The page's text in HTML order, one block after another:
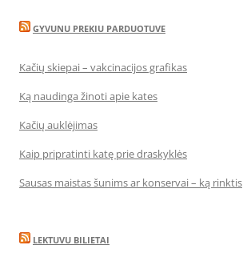
GYVUNU PREKIU PARDUOTUVE
Kačių skiepai – vakcinacijos grafikas
Ką naudinga žinoti apie kates
Kačių auklėjimas
Kaip pripratinti katę prie draskyklės
Sausas maistas šunims ar konservai – ką rinktis
LEKTUVU BILIETAI